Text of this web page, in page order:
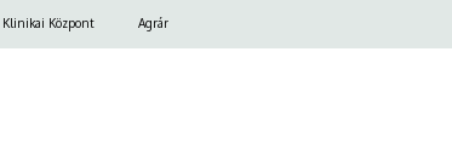
Klinikai Központ Agrár